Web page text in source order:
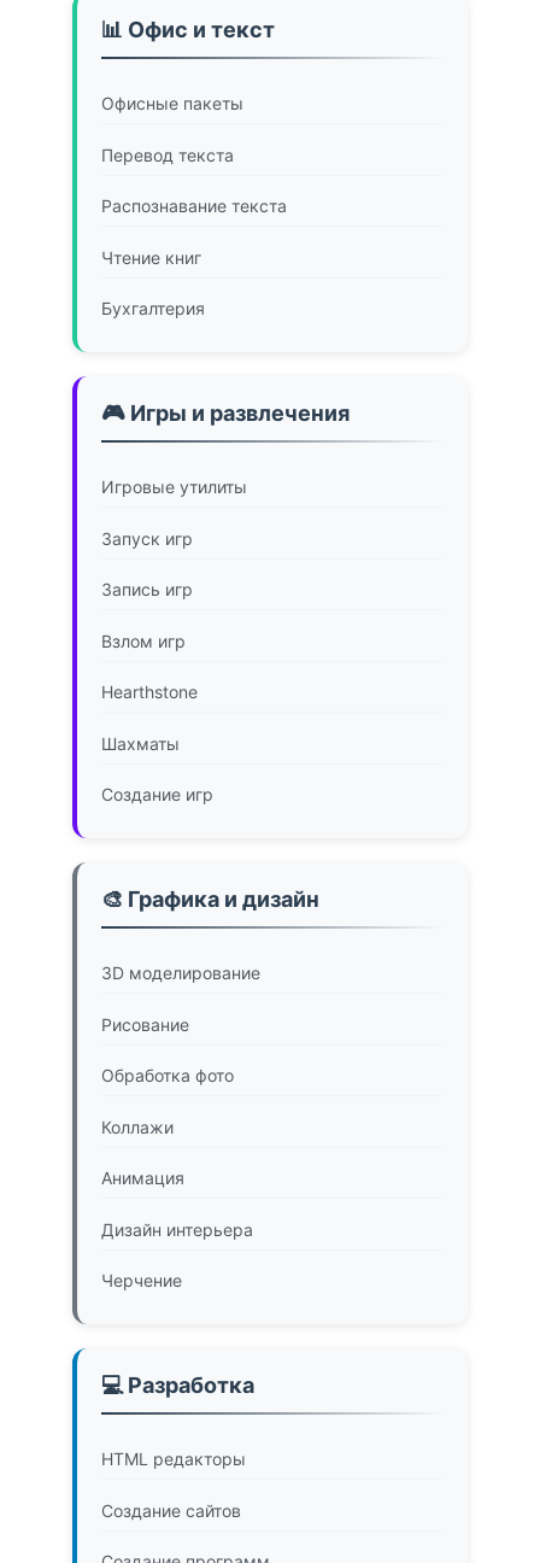
📊 Офис и текст
Офисные пакеты
Перевод текста
Распознавание текста
Чтение книг
Бухгалтерия
🎮 Игры и развлечения
Игровые утилиты
Запуск игр
Запись игр
Взлом игр
Hearthstone
Шахматы
Создание игр
🎨 Графика и дизайн
3D моделирование
Рисование
Обработка фото
Коллажи
Анимация
Дизайн интерьера
Черчение
💻 Разработка
HTML редакторы
Создание сайтов